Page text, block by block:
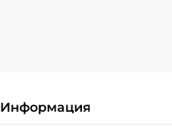
Информация